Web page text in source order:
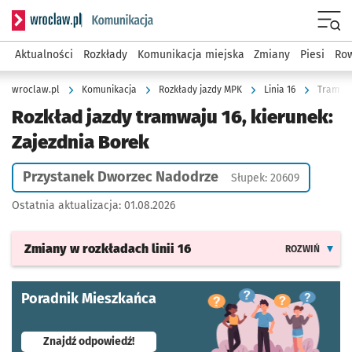
Serwis informacyjny wroclaw.pl podserwis: Komunikacja
Aktualności Rozkłady Komunikacja miejska Zmiany Piesi
wroclaw.pl Komunikacja Rozkłady jazdy MPK Linia 16
Rozkład jazdy tramwaju 16, kierunek:
Zajezdnia Borek
Przystanek Dworzec Nadodrze Słupek: 20609
Ostatnia aktualizacja: 01.08.2026
Zmiany w rozkładach linii 16 ROZWIŃ
Poradnik Mieszkańca
Znajdź odpowiedź!- otworzy się w nowej karcie